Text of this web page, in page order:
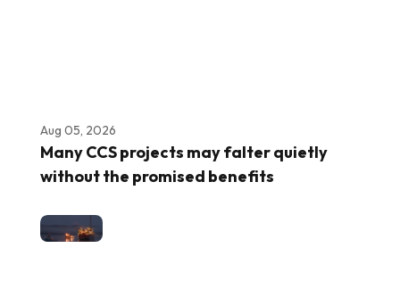
Aug 05, 2026
Many CCS projects may falter quietly
without the promised benefits